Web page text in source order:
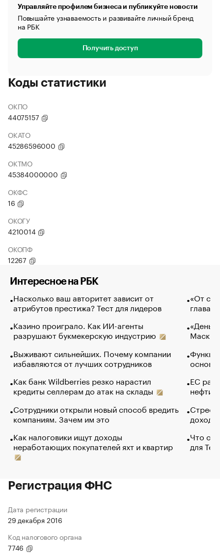
Управляйте профилем бизнеса и публикуйте новости
Повышайте узнаваемость и развивайте личный бренд
на РБК
Получить доступ
Коды статистики
ОКПО
44075157
ОКАТО
45286596000
ОКТМО
45384000000
ОКФС
16
ОКОГУ
4210014
ОКОПФ
12267
Интересное на РБК
Насколько ваш авторитет зависит от
атрибутов престижа? Тест для лидеров
Казино проиграло. Как ИИ-агенты
разрушают букмекерскую индустрию
Выживают сильнейших. Почему компании
избавляются от лучших сотрудников
Как банк Wildberries резко нарастил
кредиты селлерам до атак на склады
Сотрудники открыли новый способ вредить
компаниям. Зачем им это
Как налоговики ищут доходы
неработающих покупателей яхт и квартир
«От
глава
Маск в
основ
ЕС
нефти
Что
для
Регистрация ФНС
Дата регистрации
29 декабря 2016
Код налогового органа
7746